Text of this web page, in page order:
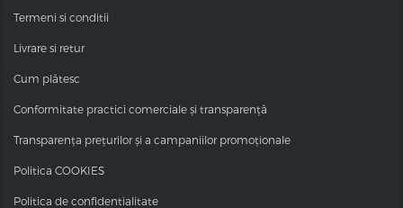
Termeni si conditii
Livrare si retur
Cum plătesc
Conformitate practici comerciale și transparență
Transparența prețurilor și a campaniilor promoționale
Politica COOKIES
Politica de confidentialitate